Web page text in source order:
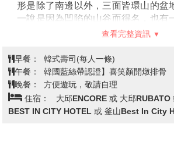
形是除了南邊以外，三面皆環山的盆
一說是因為凹陷的山谷而得名，也有
滿了漆樹而被稱為漆谷村。漆谷村是
【E WORLD星光櫻花節】
典，呈現如夢似幻的氛圍。漫步其
界。慶典不僅將以830萬個LED燈裝飾
區，遊樂園中的每條街道也準備了
演、豐富的體驗活動、粉紅市集等，
查看完整資訊
早餐：
韓式壽司(每人一條)
午餐：
韓國藍絲帶認證】喜笑顏開燉排骨
晚餐：
方便遊玩，敬請自理
住宿：
大邱ENCORE 或 大邱RUBATO
BEST IN CITY HOTEL 或 釜山Best In City